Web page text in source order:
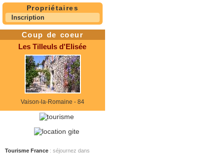
Propriétaires
Inscription
Coup de coeur
Les Tilleuls d'Elisée
Vaison-la-Romaine - 84
Tourisme France : séjournez dans